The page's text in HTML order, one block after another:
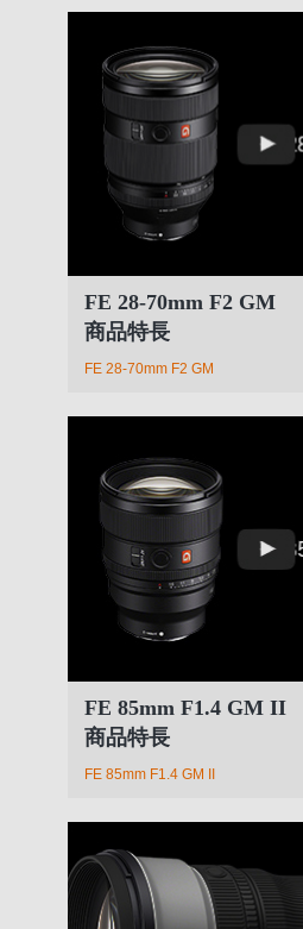
FE 28-70mm F2 GM
商品特長
FE 28-70mm F2 GM
FE 85mm F1.4 GM II
商品特長
FE 85mm F1.4 GM II